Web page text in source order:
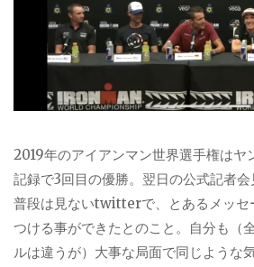
2019年のアイアンマン世界選手権はヤ
記録で3回目の優勝。翌日の公式記者
普段は見ないtwitterで、とあるメッセ
つける事ができたとのこと。自分も（
ルは違うが）大事な局面で同じような